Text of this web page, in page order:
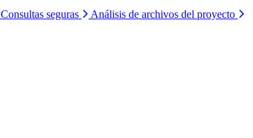
Consultas seguras
Análisis de archivos del proyecto